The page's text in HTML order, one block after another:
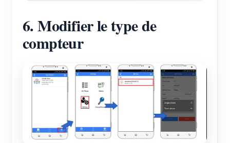
6. Modifier le type de
compteur